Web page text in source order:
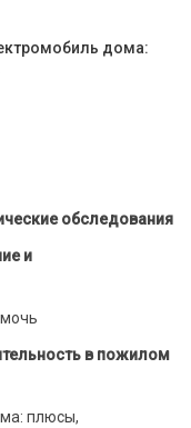
дома:
обследования
и
в пожилом
плюсы,